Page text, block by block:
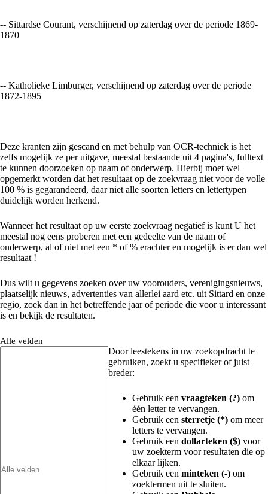
-- Sittardse Courant, verschijnend op zaterdag over de periode 1869-
1870
-- Katholieke Limburger, verschijnend op zaterdag over de periode
1872-1895
Deze kranten zijn gescand en met behulp van OCR-techniek is het
zelfs mogelijk ze per uitgave, meestal bestaande uit 4 pagina's, fulltext
te kunnen doorzoeken op naam of onderwerp. Hierbij moet wel
opgemerkt worden dat het resultaat op de zoekvraag niet voor de volle
100 % is gegarandeerd, daar niet alle soorten letters en lettertypen
duidelijk worden herkend.
Wanneer het resultaat op uw eerste zoekvraag negatief is kunt U het
meestal nog eens proberen met een gedeelte van de naam of
onderwerp, al of niet met een * of % erachter en mogelijk is er dan wel
resultaat !
Dus wilt u gegevens zoeken over uw voorouders, verenigingsnieuws,
plaatselijk nieuws, advertenties van allerlei aard etc. uit Sittard en onze
regio, zoek dan in het betreffende jaar of periode die voor u interessant
is en bekijk de resultaten.
Alle velden
Door leestekens in uw zoekopdracht te
gebruiken, zoekt u specifieker of juist
breder:
Gebruik een vraagteken (?) om
één letter te vervangen.
Gebruik een sterretje (*) om meer
letters te vervangen.
Gebruik een dollarteken ($) voor
uw zoekterm voor resultaten die op
elkaar lijken.
Gebruik een minteken (-) om
zoektermen uit te sluiten.